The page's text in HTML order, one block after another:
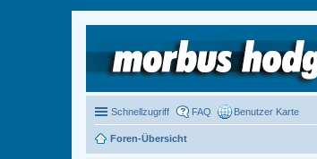
Schnellzugriff FAQ Benutzer Karte
Foren-Übersicht